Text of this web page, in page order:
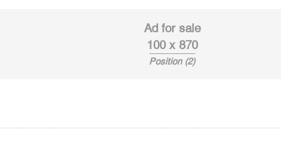
Ad for sale
100 x 870
Position (2)